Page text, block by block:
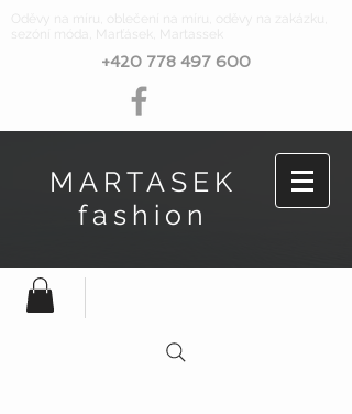
Oděvy na míru, oblečení na míru, oděvy na zakázku,
sezóní móda, Marťásek, Martassek
+420 778 497 600
MARTASEK
fashion